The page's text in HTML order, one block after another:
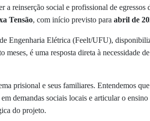
a reinserção social e profissional de egressos
Tensão, com início previsto para abril de
Engenharia Elétrica (Feelt/UFU),
meses, é uma resposta direta à necessidade
prisional e seus familiares. Entendemos
demandas sociais locais e articular o
do projeto.